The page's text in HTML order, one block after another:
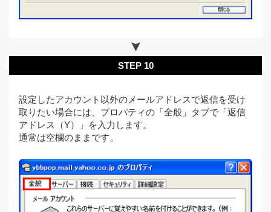
STEP 10
設定したアカウント以外のメールアドレスで返信を受け
取りたい場合には、プロパティの「全般」タブで「返信
アドレス（Y）」を入力します。
通常は空欄のままです。